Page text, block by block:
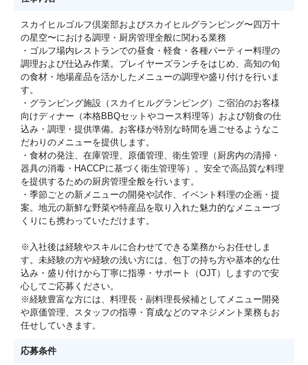
スカイヒルゴルフ倶楽部およびスカイヒルグランピング〜四万十
の星空〜における調理・厨房管理全般に関わる業務
・ゴルフ場内レストランでの昼食・軽食・各種パーティー料理の
調理および仕込み作業。プレイヤーズランチをはじめ、高知の旬
の食材・地場産品を活かしたメニューの調理や盛り付けを行いま
す。
・グランピング施設（スカイヒルグランピング）ご宿泊のお客様
向けディナー（本格BBQセットやコース料理等）および朝食の仕
込み・調理・提供準備。お客様が特別な時間を過ごせるようなこ
だわりのメニューを提供します。
・食材の発注、在庫管理、原価管理、衛生管理（厨房内の清掃・
器具の消毒・HACCPに基づく衛生管理等）。安全で高品質な料理
を提供するための厨房管理全般を行います。
・季節ごとの新メニューの開発や試作、イベント料理の企画・提
案。地元の新鮮な野菜や特産品を取り入れた魅力的なメニューづ
くりにも携わっていただけます。
※入社後は経験やスキルに合わせてできる業務からお任せしま
す。未経験の方や経験の浅い方には、包丁の持ち方や基本的な仕
込み・盛り付けから丁寧に指導・サポート（OJT）しますので安
心してご応募ください。
※経験豊富な方には、料理長・副料理長候補としてメニュー開発
や原価管理、スタッフの指導・育成などのマネジメント業務もお
任せしていきます。
応募条件